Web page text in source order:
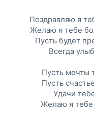
Поздравляю я
Желаю я тебе
Пусть будет
Всегда
Пусть мечты
Пусть
Удачи
Желаю я тебе